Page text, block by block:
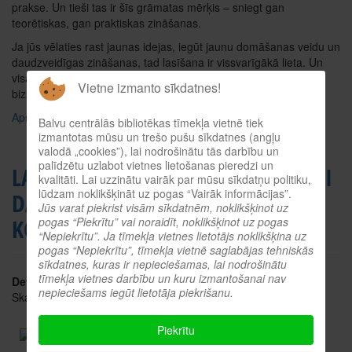
prakse. Un tieši tas ir šīs grāmatas mērķis – sniegt gan
teorētiskas, gan praktiskas zināšanas.
Ja jūs vēlaties rast jaunas idejas, iegūt jaunu domāšanas veidu un
daudzveidīgas zināšanas, tad lasīšana ir vissvarīgākā lieta. Un
visas uzkrātās zināšanas palīdz gan privātā dzīvē, gan arī
biznesā. Jo vairāk izlasi, jo vairāk uzzini, jo vairāk izproti.”
Apskatīt tiešsaistes katalogā
LAIKA MENEDŽMENTS. VEIKSMĪGAI
DARBĪBAI UN SAVAS DZĪVES
KONTROLEI
Detaļas
Skatīts: 2979
Autors: Aija Rība
Vietne izmanto sīkdatnes!
Balvu centrālās bibliotēkas tīmekļa vietnē tiek
izmantotas mūsu un trešo pušu sīkdatnes (angļu
valodā „cookies”), lai nodrošinātu tās darbību un
palīdzētu uzlabot vietnes lietošanas pieredzi un
kvalitāti. Lai uzzinātu vairāk par mūsu sīkdatņu politiku,
lūdzam noklikšķināt uz pogas “Vairāk informācijas”.
Jūs varat piekrist visām sīkdatnēm, noklikšķinot uz
pogas “Piekrītu” vai noraidīt, noklikšķinot uz pogas
“Nepiekrītu”. Ja tīmekļa vietnes lietotājs noklikšķina uz
pogas “Nepiekrītu”, tīmekļa vietnē saglabājas tehniskās
sīkdatnes, kuras ir nepieciešamas, lai nodrošinātu
tīmekļa vietnes darbību un kuru izmantošanai nav
nepieciešams iegūt lietotāja piekrišanu.
Piekrītu